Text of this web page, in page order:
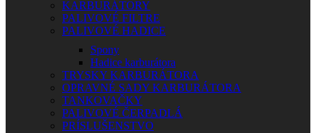
KARBURÁTORY
PALIVOVÉ FILTRE
PALIVOVÉ HADICE
Spony
Hadice karburátora
TRYSKY KARBURÁTORA
OPRAVNÉ SADY KARBURÁTORA
TANKOVAČKY
PALIVOVÉ ČERPADLÁ
PRÍSLUŠENSTVO